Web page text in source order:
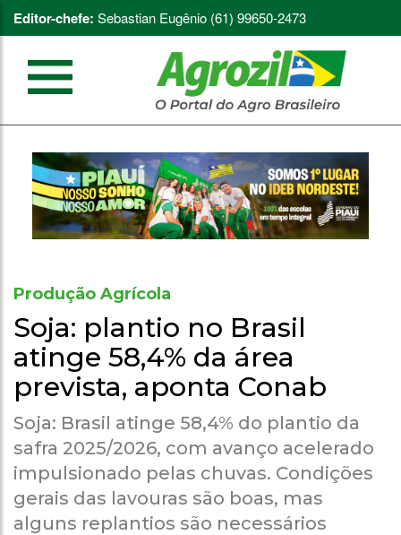
Editor-chefe: Sebastian Eugênio (61) 99650-2473
Produção Agrícola
Soja: plantio no Brasil
atinge 58,4% da área
prevista, aponta Conab
Soja: Brasil atinge 58,4% do plantio da
safra 2025/2026, com avanço acelerado
impulsionado pelas chuvas. Condições
gerais das lavouras são boas, mas
alguns replantios são necessários